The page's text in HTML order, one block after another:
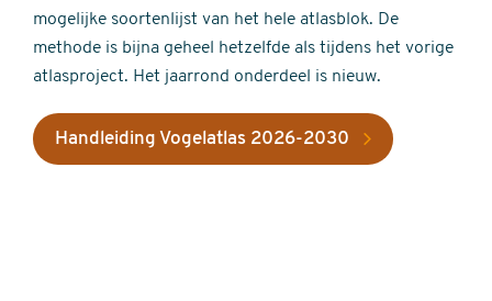
mogelijke soortenlijst van het hele atlasblok. De
methode is bijna geheel hetzelfde als tijdens het vorige
atlasproject. Het jaarrond onderdeel is nieuw.
Handleiding Vogelatlas 2026-2030